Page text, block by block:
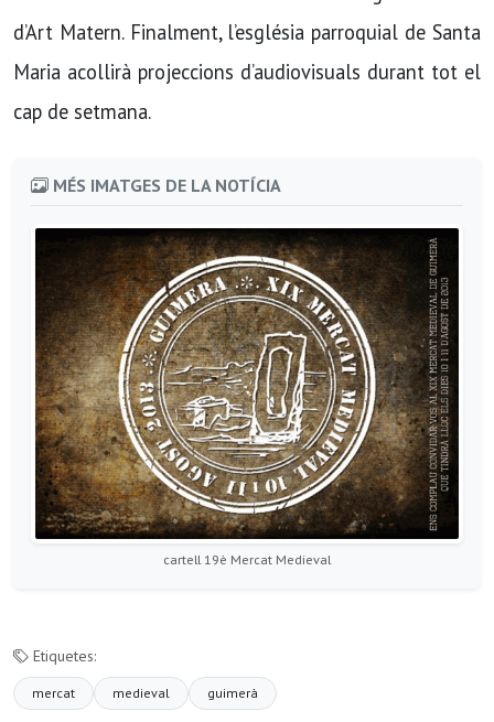
d’Art Matern. Finalment, l’església parroquial de Santa
Maria acollirà projeccions d’audiovisuals durant tot el
cap de setmana.
MÉS IMATGES DE LA NOTÍCIA
cartell 19è Mercat Medieval
Etiquetes:
mercat medieval guimerà